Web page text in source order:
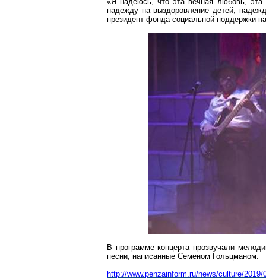
надежду на выздоровление детей,
президент фонда социальной поддержки
В программе концерта прозвучали
песни, написанные Семеном Гольцманом.
http://www.penzainform.ru/news/culture/